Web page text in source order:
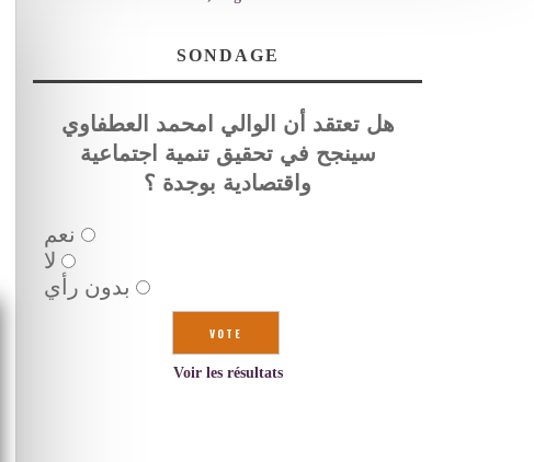
SONDAGE
هل تعتقد أن الوالي امحمد العطفاوي
سينجح في تحقيق تنمية اجتماعية
واقتصادية بوجدة ؟
نعم
لا
بدون رأي
Voir les résultats